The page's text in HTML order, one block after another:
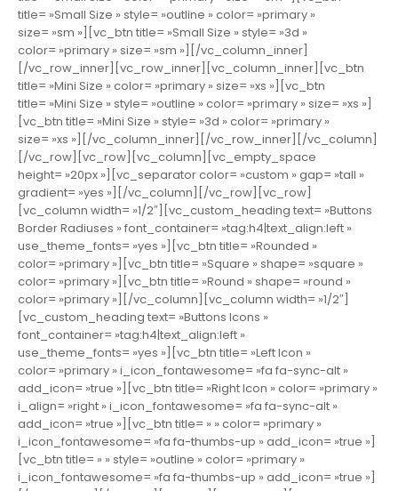
title= »Small Size » style= »outline » color= »primary »
size= »sm »][vc_btn title= »Small Size » style= »3d »
color= »primary » size= »sm »][/vc_column_inner]
[/vc_row_inner][vc_row_inner][vc_column_inner][vc_btn
title= »Mini Size » color= »primary » size= »xs »][vc_btn
title= »Mini Size » style= »outline » color= »primary » size= »xs »]
[vc_btn title= »Mini Size » style= »3d » color= »primary »
size= »xs »][/vc_column_inner][/vc_row_inner][/vc_column]
[/vc_row][vc_row][vc_column][vc_empty_space
height= »20px »][vc_separator color= »custom » gap= »tall »
gradient= »yes »][/vc_column][/vc_row][vc_row]
[vc_column width= »1/2″][vc_custom_heading text= »Buttons
Border Radiuses » font_container= »tag:h4|text_align:left »
use_theme_fonts= »yes »][vc_btn title= »Rounded »
color= »primary »][vc_btn title= »Square » shape= »square »
color= »primary »][vc_btn title= »Round » shape= »round »
color= »primary »][/vc_column][vc_column width= »1/2″]
[vc_custom_heading text= »Buttons Icons »
font_container= »tag:h4|text_align:left »
use_theme_fonts= »yes »][vc_btn title= »Left Icon »
color= »primary » i_icon_fontawesome= »fa fa-sync-alt »
add_icon= »true »][vc_btn title= »Right Icon » color= »primary »
i_align= »right » i_icon_fontawesome= »fa fa-sync-alt »
add_icon= »true »][vc_btn title= » » color= »primary »
i_icon_fontawesome= »fa fa-thumbs-up » add_icon= »true »]
[vc_btn title= » » style= »outline » color= »primary »
i_icon_fontawesome= »fa fa-thumbs-up » add_icon= »true »]